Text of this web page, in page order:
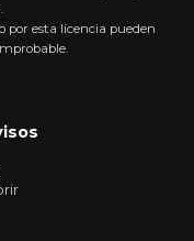
por esta licencia pueden